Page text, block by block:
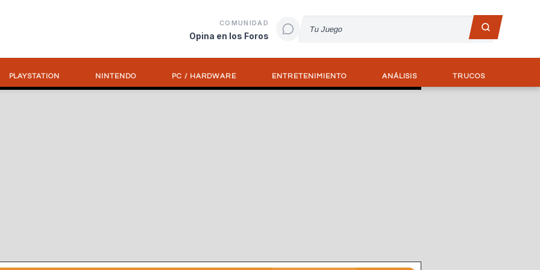
COMUNIDAD
Opina en los Foros
PLAYSTATION NINTENDO PC / HARDWARE ENTRETENIMIENTO ANÁLISIS TRUCOS